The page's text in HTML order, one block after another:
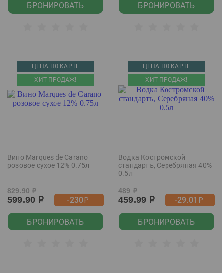
БРОНИРОВАТЬ БРОНИРОВАТЬ
ЦЕНА ПО КАРТЕ
ХИТ ПРОДАЖ!
Вино Marques de Carano
розовое сухое 12% 0.75л
829.90 р
599.90 р -230р
БРОНИРОВАТЬ
ЦЕНА ПО КАРТЕ
ХИТ ПРОДАЖ!
Водка Костромской
стандартъ, Серебряная 40%
0.5л
489 р
459.99 р -29.01 р
БРОНИРОВАТЬ